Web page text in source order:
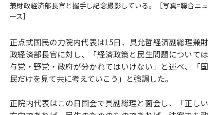
兼財政経済部長官と握手し記念撮影している。［写真=聯合ニュ
ース］
正点式国民の力院内代表は15日、具允哲経済副総理兼財
政経済部長官に対し、「経済政策と民生問題については
与党・野党・政府が分かれてはいけない」と述べ、「国
民だけを見て共に考えていこう」と強調した。
正院内代表はこの日国会で具副総理と面会し、「正しい